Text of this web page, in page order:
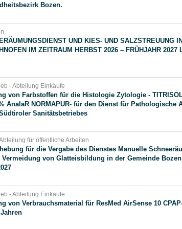
Bozen.
UND KIES- UND SALZSTREUUNG
IM ZEITRAUM HERBST 2026 – FRÜHJAHR 2027
- Abteilung Einkäufe
von Farbstoffen für die Histologie Zytologie -
AnalaR NORMAPUR- für den Dienst für Pathologische
Sanitätsbetriebes
für öffentliche Arbeiten
für die Vergabe des Dienstes Manuelle
von Glatteisbildung in der Gemeinde
- Abteilung Einkäufe
von Verbrauchsmaterial für ResMed AirSense 10